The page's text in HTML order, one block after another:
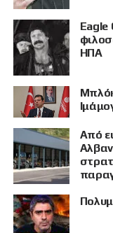
Eagle
ΗΠΑ
Από